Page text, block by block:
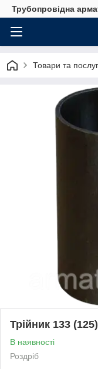
Трубопровідна
Товари та
Трійник 133 (125)
В наявності
Роздріб